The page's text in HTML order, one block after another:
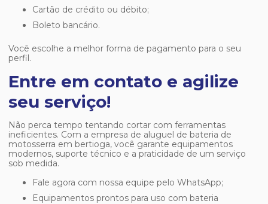
Cartão de crédito ou débito;
Boleto bancário.
Você escolhe a melhor forma de pagamento para o seu
perfil.
Entre em contato e agilize
seu serviço!
Não perca tempo tentando cortar com ferramentas
ineficientes. Com a empresa de aluguel de bateria de
motosserra em bertioga, você garante equipamentos
modernos, suporte técnico e a praticidade de um serviço
sob medida.
Fale agora com nossa equipe pelo WhatsApp;
Equipamentos prontos para uso com bateria